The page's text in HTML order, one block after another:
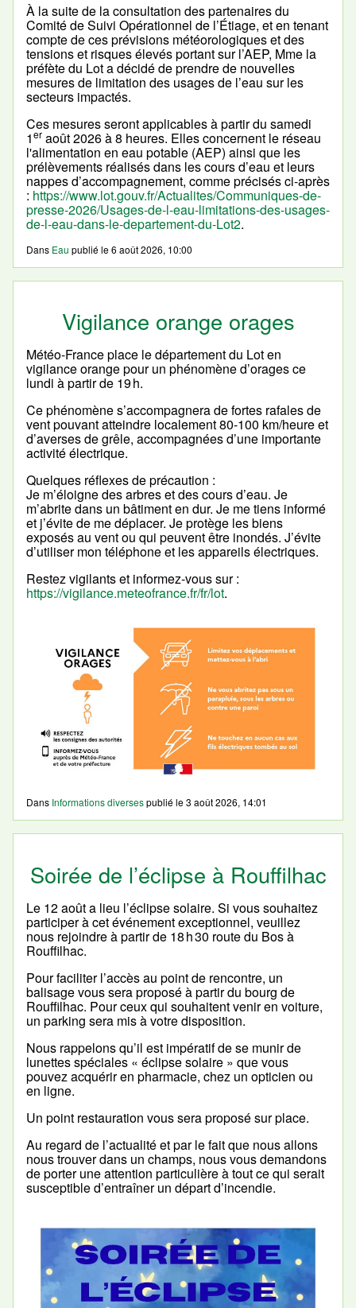
À la suite de la consultation des partenaires du
Comité de Suivi Opérationnel de l’Étiage, et en tenant
compte de ces prévisions météorologiques et des
tensions et risques élevés portant sur l’AEP, Mme la
préfète du Lot a décidé de prendre de nouvelles
mesures de limitation des usages de l’eau sur les
secteurs impactés.
Ces mesures seront applicables à partir du samedi
1er août 2026 à 8 heures. Elles concernent le réseau
l'alimentation en eau potable (AEP) ainsi que les
prélèvements réalisés dans les cours d’eau et leurs
nappes d’accompagnement, comme précisés ci-après
: https://www.lot.gouv.fr/Actualites/Communiques-de-
presse-2026/Usages-de-l-eau-limitations-des-usages-
de-l-eau-dans-le-departement-du-Lot2.
Dans Eau publié le6 août 2026, 10:00
Vigilance orange orages
Météo-France place le département du Lot en
vigilance orange pour un phénomène d’orages ce
lundi à partir de 19 h.
Ce phénomène s’accompagnera de fortes rafales de
vent pouvant atteindre localement 80-100 km/heure et
d’averses de grêle, accompagnées d’une importante
activité électrique.
Quelques réflexes de précaution :
Je m’éloigne des arbres et des cours d’eau. Je
m’abrite dans un bâtiment en dur. Je me tiens informé
et j’évite de me déplacer. Je protège les biens
exposés au vent ou qui peuvent être inondés. J’évite
d’utiliser mon téléphone et les appareils électriques.
Restez vigilants et informez-vous sur :
https://vigilance.meteofrance.fr/fr/lot.
Dans Informations diversespublié le3 août 2026, 14:01
Soirée de l’éclipse à Rouffilhac
Le 12 août a lieu l’éclipse solaire. Si vous souhaitez
participer à cet événement exceptionnel, veuillez
nous rejoindre à partir de 18 h 30 route du Bos à
Rouffilhac.
Pour faciliter l’accès au point de rencontre, un
balisage vous sera proposé à partir du bourg de
Rouffilhac. Pour ceux qui souhaitent venir en voiture,
un parking sera mis à votre disposition.
Nous rappelons qu’il est impératif de se munir de
lunettes spéciales « éclipse solaire » que vous
pouvez acquérir en pharmacie, chez un opticien ou
en ligne.
Un point restauration vous sera proposé sur place.
Au regard de l’actualité et par le fait que nous allons
nous trouver dans un champs, nous vous demandons
de porter une attention particulière à tout ce qui serait
susceptible d’entraîner un départ d’incendie.